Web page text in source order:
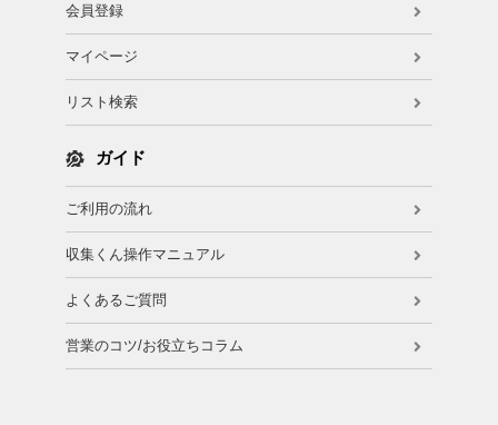
会員登録
マイページ
リスト検索
ガイド
ご利用の流れ
収集くん操作マニュアル
よくあるご質問
営業のコツ/お役立ちコラム